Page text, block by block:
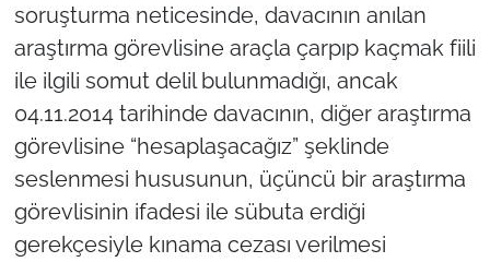
soruşturma neticesinde, davacının anılan
araştırma görevlisine araçla çarpıp kaçmak fiili
ile ilgili somut delil bulunmadığı, ancak
04.11.2014 tarihinde davacının, diğer araştırma
görevlisine “hesaplaşacağız” şeklinde
seslenmesi hususunun, üçüncü bir araştırma
görevlisinin ifadesi ile sübuta erdiği
gerekçesiyle kınama cezası verilmesi